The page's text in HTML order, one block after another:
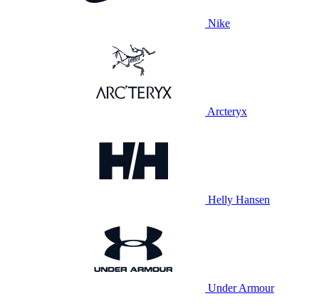
Nike
Arcteryx
Helly Hansen
Under Armour